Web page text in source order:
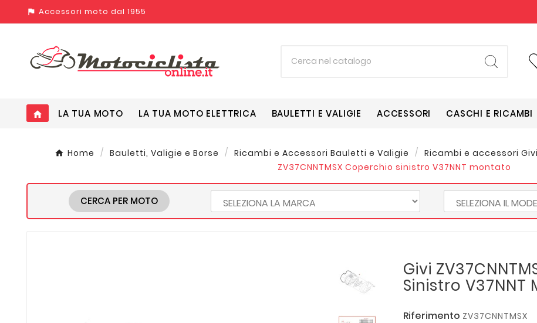
assistant_photo Accessori moto dal 1955
home LA TUA MOTO LA TUA MOTO ELETTRICA BAULETTI E VALIGIE ACCESSORI CASCHI E RICAMBI
Home Bauletti, Valigie e Borse Ricambi e Accessori Bauletti e Valigie Ricambi e accessori
ZV37CNNTMSX Coperchio sinistro V37NNT montato
CERCA PER MOTO
Givi
Sinistro V37NNT
Riferimento ZV37CNNTMSX